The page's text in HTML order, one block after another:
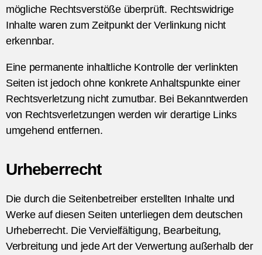
mögliche Rechtsverstöße überprüft. Rechtswidrige
Inhalte waren zum Zeitpunkt der Verlinkung nicht
erkennbar.
Eine permanente inhaltliche Kontrolle der verlinkten
Seiten ist jedoch ohne konkrete Anhaltspunkte einer
Rechtsverletzung nicht zumutbar. Bei Bekanntwerden
von Rechtsverletzungen werden wir derartige Links
umgehend entfernen.
Urheberrecht
Die durch die Seitenbetreiber erstellten Inhalte und
Werke auf diesen Seiten unterliegen dem deutschen
Urheberrecht. Die Vervielfältigung, Bearbeitung,
Verbreitung und jede Art der Verwertung außerhalb der